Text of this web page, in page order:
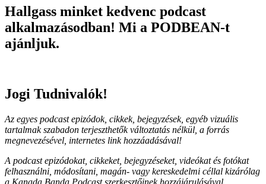
Hallgass minket kedvenc podcast
alkalmazásodban! Mi a PODBEAN-t
ajánljuk.
Jogi Tudnivalók!
Az egyes podcast epizódok, cikkek, bejegyzések, egyéb vizuális
tartalmak szabadon terjeszthetők változtatás nélkül, a forrás
megnevezésével, internetes link hozzáadásával!
A podcast epizódokat, cikkeket, bejegyzéseket, videókat és fotókat
felhasználni, módosítani, magán- vagy kereskedelmi céllal kizárólag
a Kanada Banda Podcast szerkesztőinek hozzájárulásával